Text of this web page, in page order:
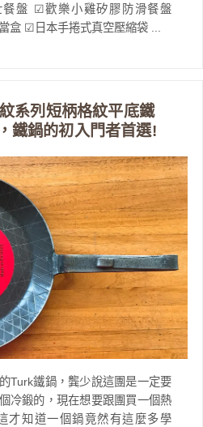
盤 ☑歡樂小雞矽膠防滑餐盤
盒 ☑日本手捲式真空壓縮袋 ...
系列短柄格紋平底鐵
鐵鍋的初入門者首選!
Turk鐵鍋，龔少說這團是一定要
冷鍛的，現在想要跟團買一個熱
才知道一個鍋竟然有這麼多學